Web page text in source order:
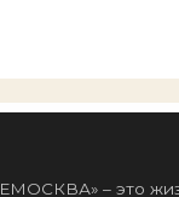
– это